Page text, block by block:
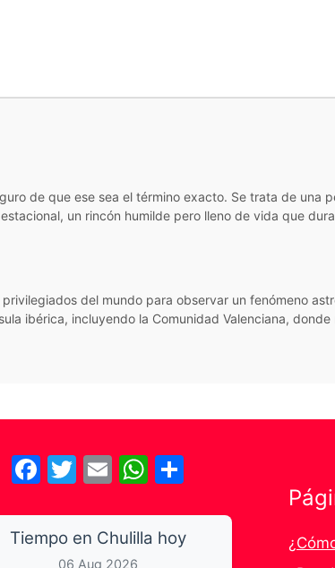
de que ese sea el término exacto. Se trata de una
un rincón humilde pero lleno de vida que
del mundo para observar un fenómeno
ibérica, incluyendo la Comunidad Valenciana,
Facebook
Twitter
EmailWhatsApp
Tiempo en Chulilla hoy
06 Aug 2026